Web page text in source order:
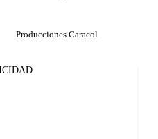
Producciones Caracol